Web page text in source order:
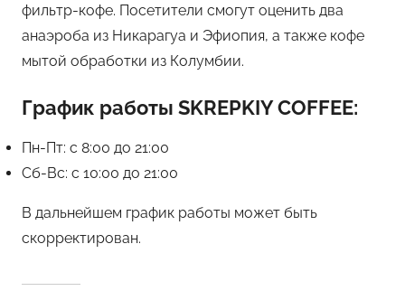
фильтр-кофе. Посетители смогут оценить два
анаэроба из Никарагуа и Эфиопия, а также кофе
мытой обработки из Колумбии.
График работы SKREPKIY COFFEE:
Пн-Пт: с 8:00 до 21:00
Сб-Вс: с 10:00 до 21:00
В дальнейшем график работы может быть
скорректирован.